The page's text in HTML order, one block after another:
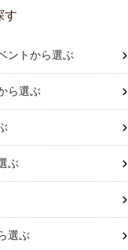
す
ントから選ぶ
ら選ぶ
ぶ
選ぶ